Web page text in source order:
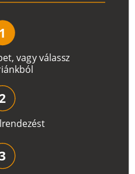
t, vagyválassz
iánkból
1
rendezést